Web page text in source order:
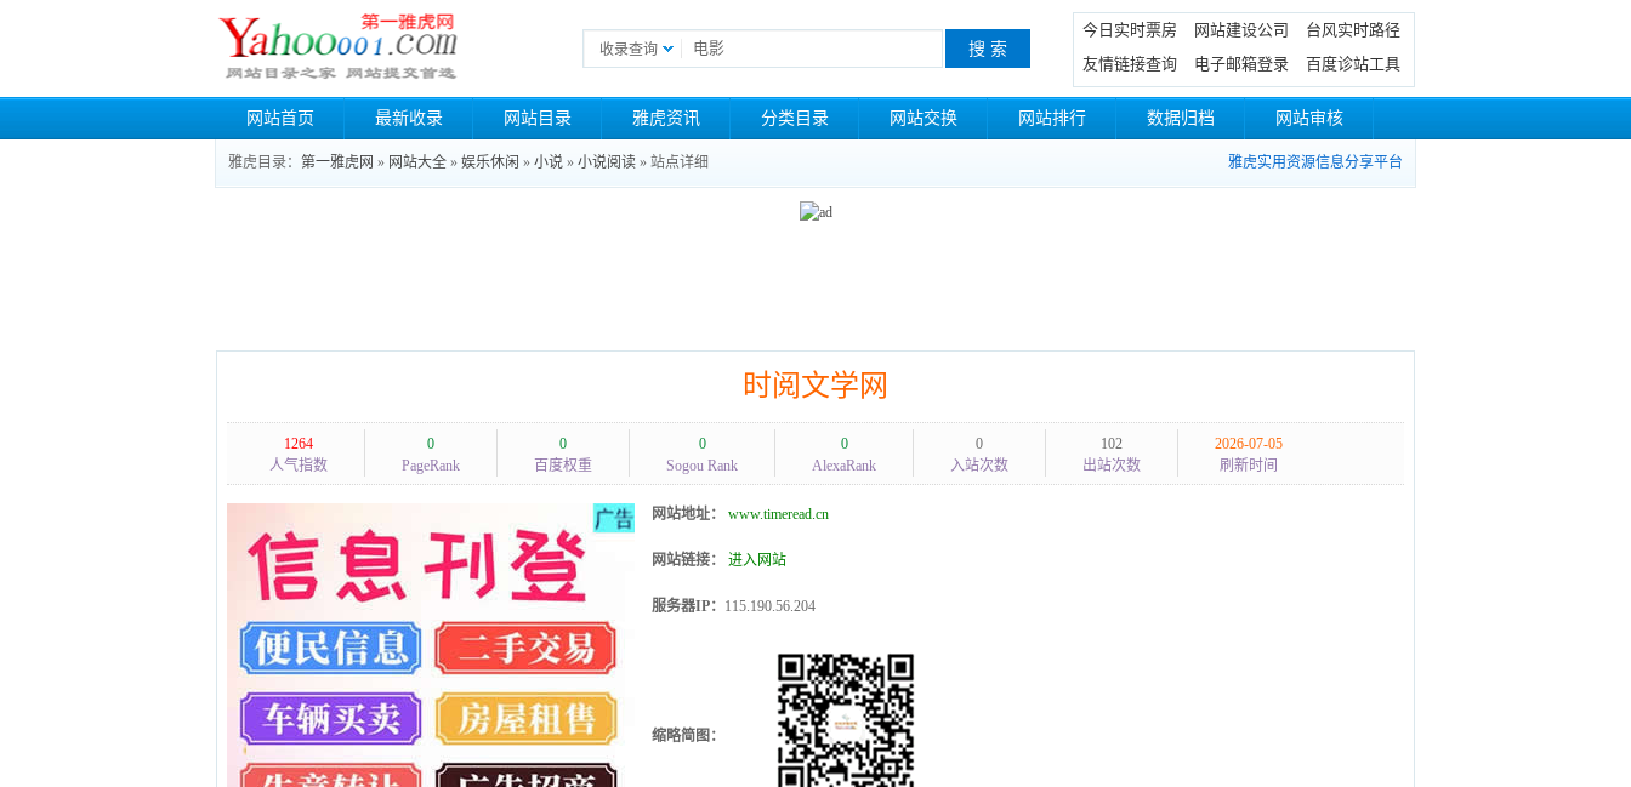
收录查询
今日实时票房 网站建设公司
台风实时路径
友情链接查询
电子邮箱登录 百度诊站工具
网站首页 最新收录 网站目录 雅虎资讯 分类目录 网站交换 网站排行 数据归档 网站审核
雅虎目录： 第一雅虎网 » 网站大全 » 娱乐休闲 » 小说 » 小说阅读 » 站点详细 雅虎实用资源信息分享平台
时阅文学网
1264
人气指数
0
PageRank
0
百度权重
0
Sogou Rank
0
AlexaRank
0
入站次数
102
出站次数
2026-07-05
刷新时间
网站地址： www.timeread.cn
网站链接： 进入网站
服务器IP： 115.190.56.204
缩略简图：